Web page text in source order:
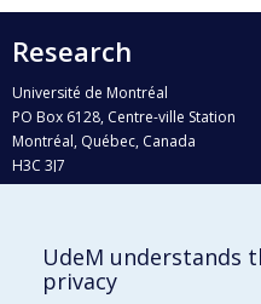
Research
Université de Montréal
PO Box 6128, Centre-ville Station
Montréal, Québec, Canada
H3C 3J7
Who does what?
UdeM understands
privacy